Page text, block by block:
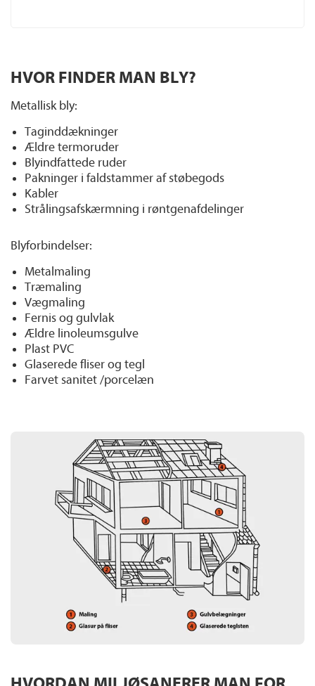
HVOR FINDER MAN BLY?
Metallisk bly:
Taginddækninger
Ældre termoruder
Blyindfattede ruder
Pakninger i faldstammer af støbegods
Kabler
Strålingsafskærmning i røntgenafdelinger
Blyforbindelser:
Metalmaling
Træmaling
Vægmaling
Fernis og gulvlak
Ældre linoleumsgulve
Plast PVC
Glaserede fliser og tegl
Farvet sanitet /porcelæn